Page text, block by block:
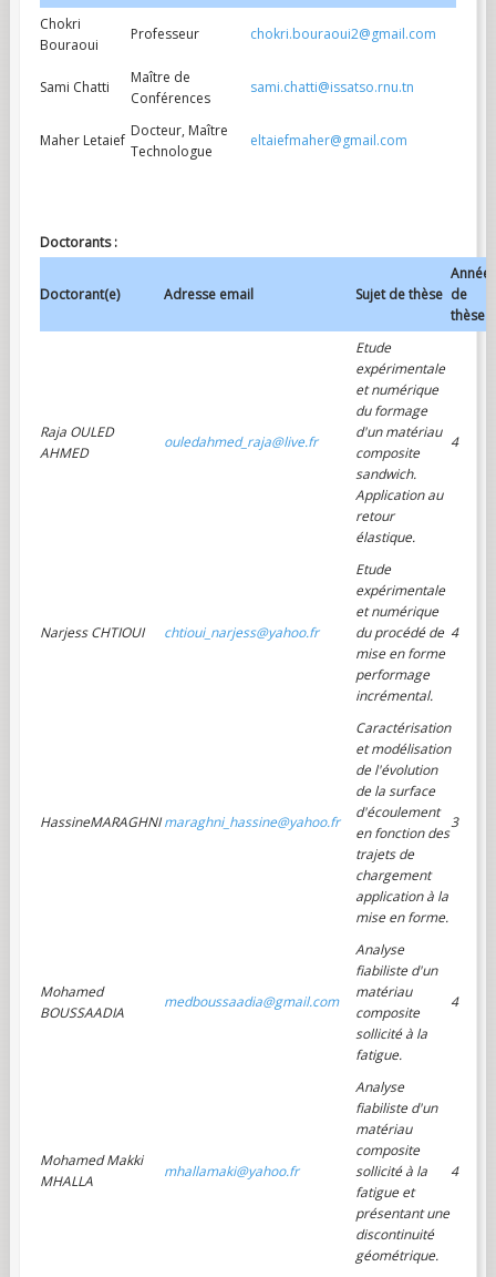
Chokri
Bouraoui
Professeur chokri.bouraoui2@gmail.com
Sami Chatti
Maître de
Conférences
sami.chatti@issatso.rnu.tn
Maher Letaief
Docteur, Maître
Technologue
eltaiefmaher@gmail.com
Doctorants :
Doctorant(e) Adresse email Sujet de thèse
Année
de
thèse
Raja OULED
AHMED
ouledahmed_raja@live.fr
Etude
expérimentale
et numérique
du formage
d'un matériau
composite
sandwich.
Application au
retour
élastique.
4
Narjess CHTIOUI chtioui_narjess@yahoo.fr
Etude
expérimentale
et numérique
du procédé de
mise en forme
performage
incrémental.
4
HassineMARAGHNI maraghni_hassine@yahoo.fr
Caractérisation
et modélisation
de l'évolution
de la surface
d'écoulement
en fonction des
trajets de
chargement
application à la
mise en forme.
3
Mohamed
BOUSSAADIA
medboussaadia@gmail.com
Analyse
fiabiliste d'un
matériau
composite
sollicité à la
fatigue.
4
Mohamed Makki
MHALLA
mhallamaki@yahoo.fr
Analyse
fiabiliste d'un
matériau
composite
sollicité à la
fatigue et
présentant une
discontinuité
géométrique.
4